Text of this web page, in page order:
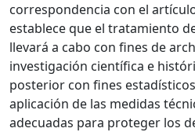
correspondencia con el
establece que el tratamiento
llevará a cabo con fines de
investigación científica e
posterior con fines
aplicación de las medidas
adecuadas para proteger los